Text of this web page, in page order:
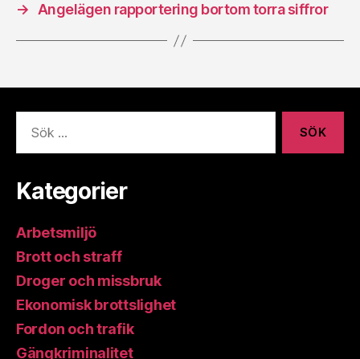
→
Angelägen rapportering bortom torra siffror
efter:
Kategorier
Arbetsmiljö
Brott och straff
Droger och missbruk
Ekonomisk brottslighet
Fordon och trafik
Gängkriminalitet